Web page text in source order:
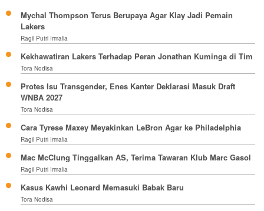
Mychal Thompson Terus Berupaya Agar Klay Jadi Pemain
Lakers
Ragil Putri Irmalia
Kekhawatiran Lakers Terhadap Peran Jonathan Kuminga di Tim
Tora Nodisa
Protes Isu Transgender, Enes Kanter Deklarasi Masuk Draft
WNBA 2027
Tora Nodisa
Cara Tyrese Maxey Meyakinkan LeBron Agar ke Philadelphia
Ragil Putri Irmalia
Mac McClung Tinggalkan AS, Terima Tawaran Klub Marc Gasol
Ragil Putri Irmalia
Kasus Kawhi Leonard Memasuki Babak Baru
Tora Nodisa